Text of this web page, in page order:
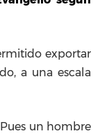
exportar
a una escala
Pues un hombre